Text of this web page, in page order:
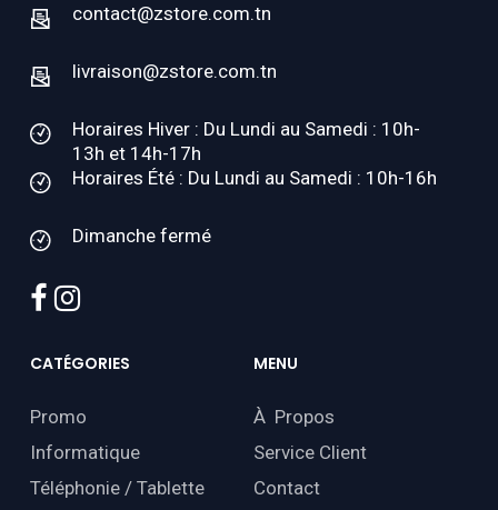
contact@zstore.com.tn
livraison@zstore.com.tn
Horaires Hiver : Du Lundi au Samedi : 10h-
13h et 14h-17h
Horaires Été : Du Lundi au Samedi : 10h-16h
Dimanche fermé
facebook
instagram
CATÉGORIES
Promo
Informatique
Téléphonie / Tablette
MENU
À Propos
Service Client
Contact